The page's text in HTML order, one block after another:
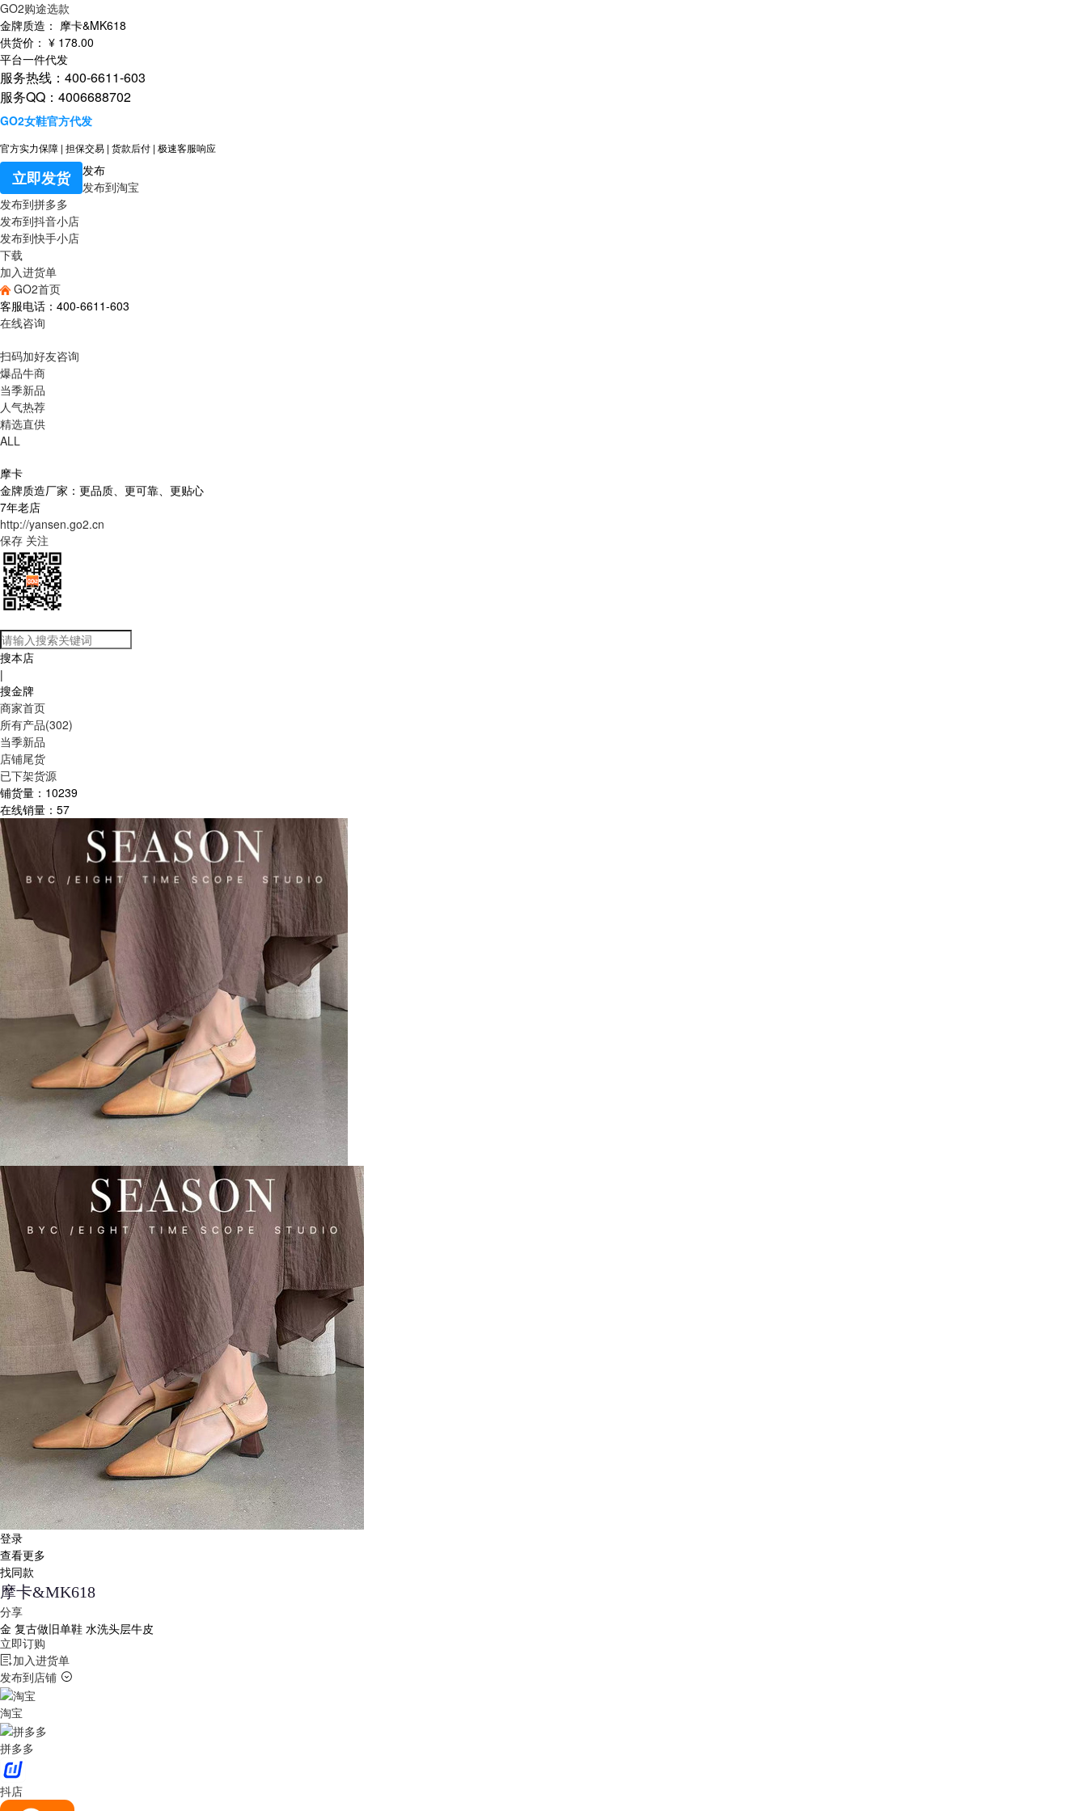
GO2购途选款
金牌质造： 摩卡&MK618
供货价： ¥ 178.00
平台一件代发
服务热线：400-6611-603
服务QQ：4006688702
GO2女鞋官方代发
官方实力保障 | 担保交易 | 货款后付 | 极速客服响应
立即发货
发布
发布到淘宝
发布到拼多多
发布到抖音小店
发布到快手小店
下载
加入进货单
GO2首页
客服电话：400-6611-603
在线咨询
扫码加好友咨询
爆品牛商
当季新品
人气热荐
精选直供
ALL
摩卡
金牌质造厂家：更品质、更可靠、更贴心
7年老店
http://yansen.go2.cn
保存 关注
搜本店
|
搜金牌
商家首页
所有产品(302)
当季新品
店铺尾货
已下架货源
铺货量： 10239
在线销量： 57
登录
查看更多
找同款
摩卡&MK618
分享
金 复古做旧单鞋 水洗头层牛皮
立即订购
加入进货单
发布到店铺
淘宝
拼多多
抖店